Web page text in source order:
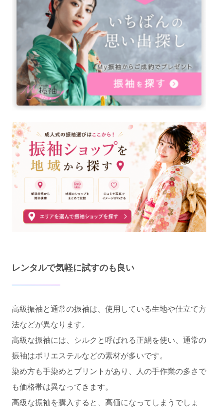
レンタルで気軽に試すのも良い
高級振袖と通常の振袖は、使用している生地や仕立て方
法などが異なります。
高級な振袖には、シルクと呼ばれる正絹を使い、通常の
振袖はポリエステルなどの素材が多いです。
染め方も手染めとプリントがあり、人の手作業の多さで
も価格帯は異なってきます。
高級な振袖を購入すると、高価になってしまうでしょ